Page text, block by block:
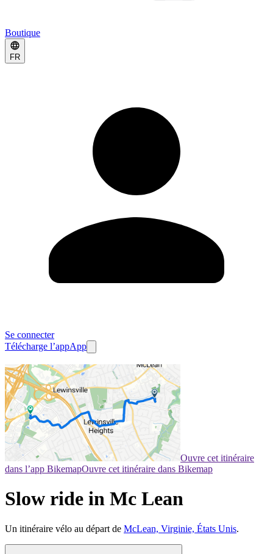
Boutique
FR
Se connecter
Télécharge l’appApp
Ouvre cet itinéraire
dans l’app BikemapOuvre cet itinéraire dans Bikemap
Slow ride in Mc Lean
Un itinéraire vélo au départ de McLean, Virginie, États Unis.